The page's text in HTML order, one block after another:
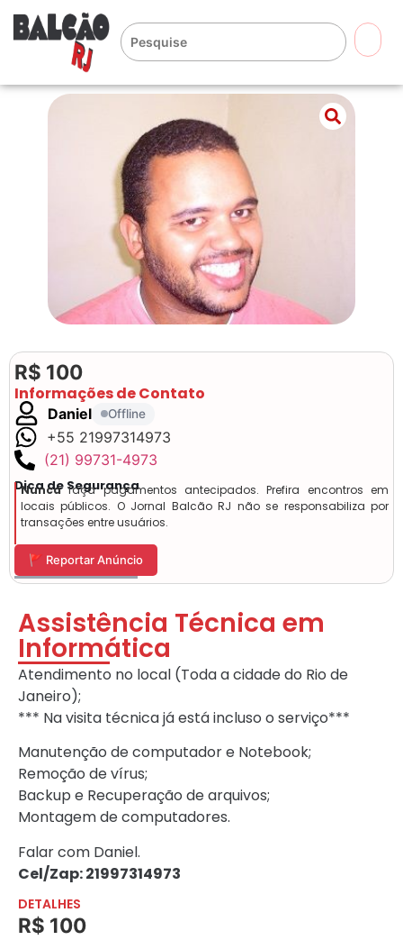
R$ 100
Informações de Contato
Daniel Offline
+55 21997314973
(21) 99731-4973
Dica de Segurança
Nuncafaça pagamentos antecipados. Prefira encontros em
locais públicos. O Jornal Balcão RJ não se responsabiliza por
transações entre usuários.
🚩 Reportar Anúncio
Assistência Técnica em
Informática
Atendimento no local (Toda a cidade do Rio de
Janeiro);
*** Na visita técnica já está incluso o serviço***
Manutenção de computador e Notebook;
Remoção de vírus;
Backup e Recuperação de arquivos;
Montagem de computadores.
Falar com Daniel.
Cel/Zap: 21997314973
DETALHES
R$ 100